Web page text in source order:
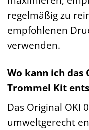
regelmäßig zu
empfohlenen
verwenden.
Wo kann ich das
Trommel Kit
Das Original OKI
umweltgerecht